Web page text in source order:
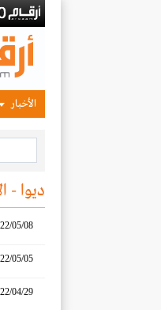
الأخبار
ديوا -
05/08
05/05
04/29